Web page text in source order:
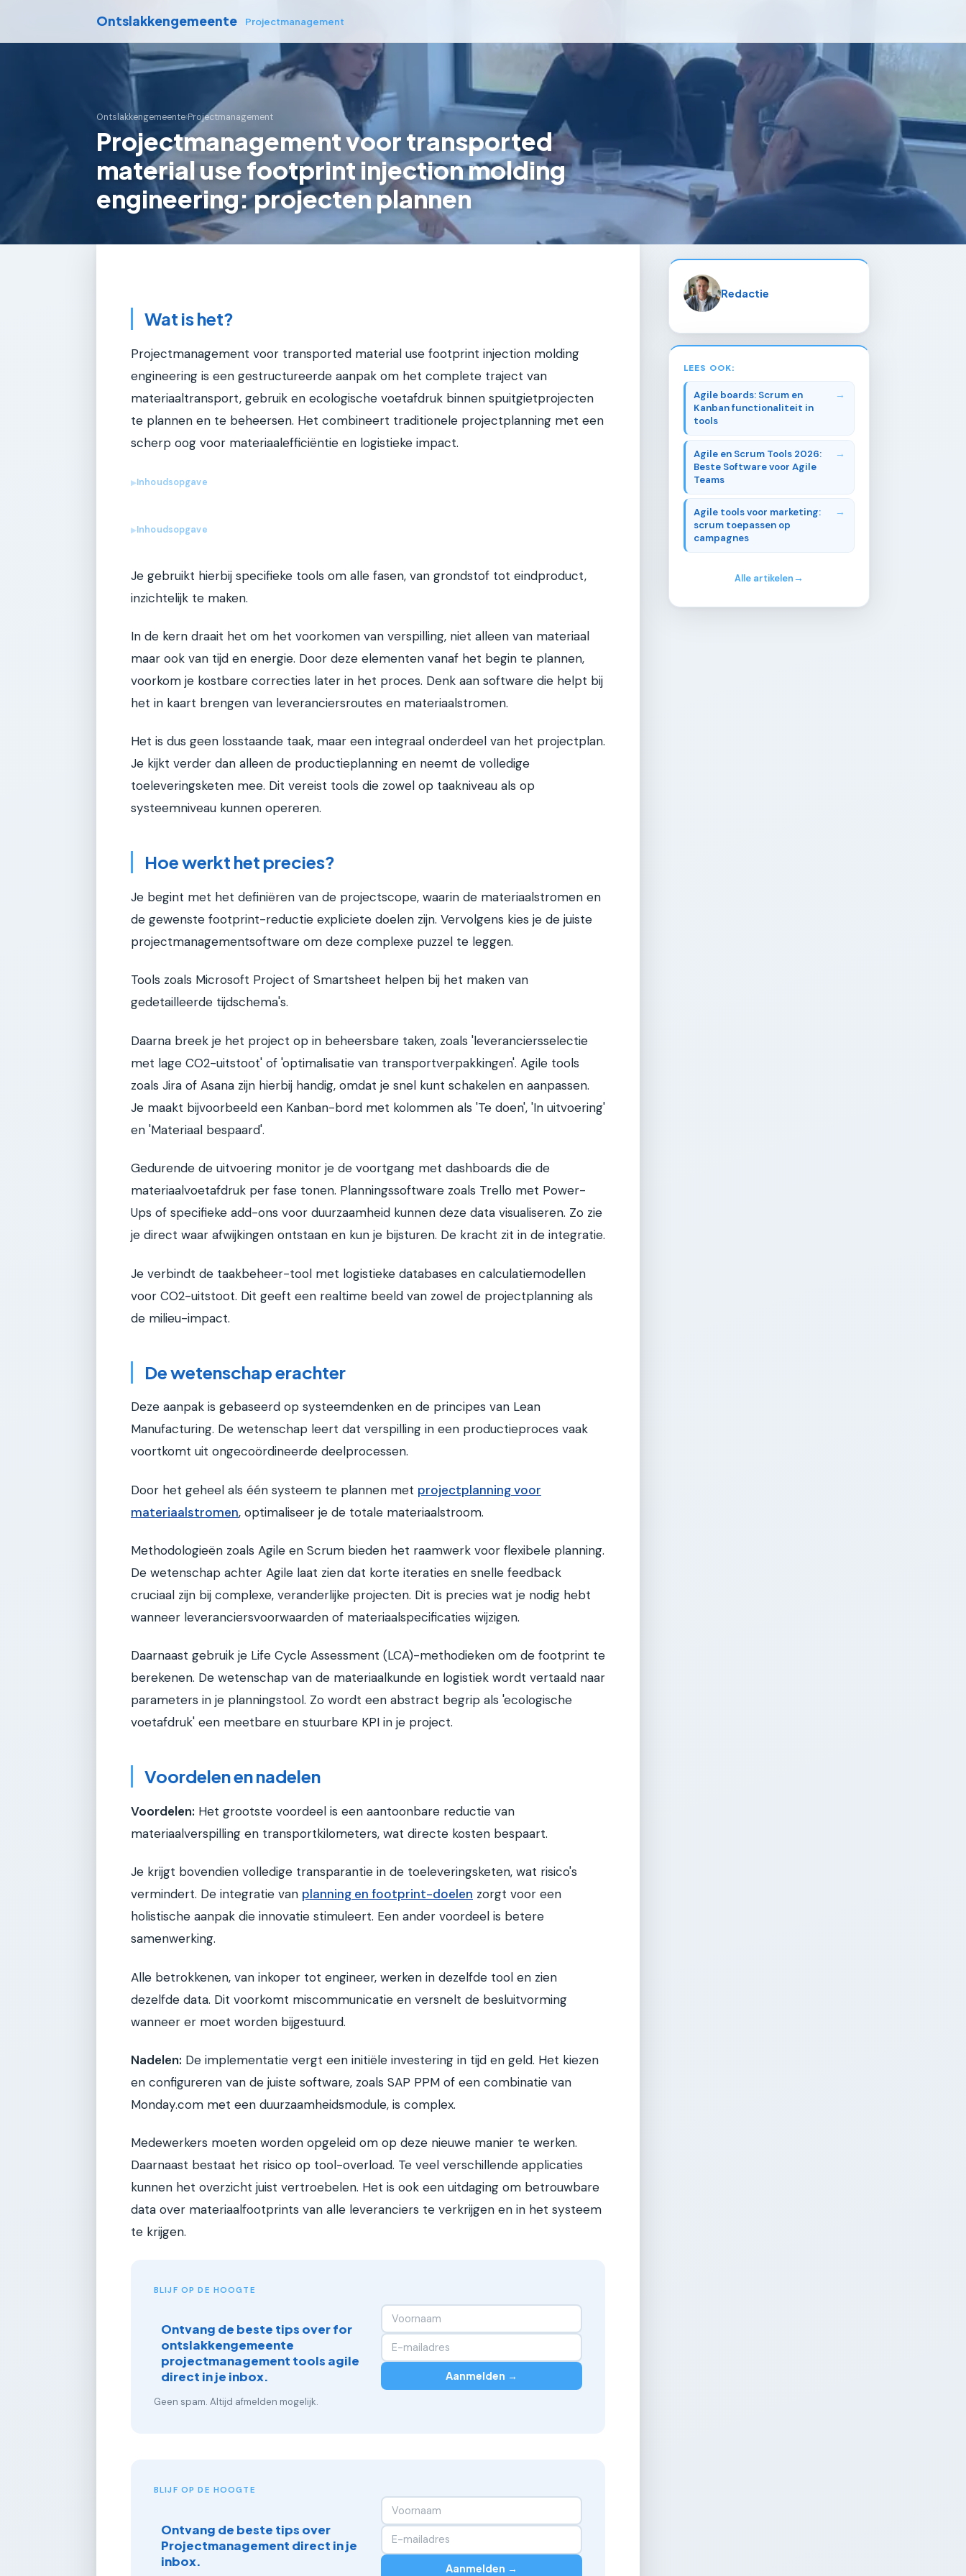
Ontslakkengemeente Projectmanagement
Ontslakkengemeente›Projectmanagement
Projectmanagement voor transported
material use footprint injection molding
engineering: projecten plannen
Wat is het?
Projectmanagement voor transported material use footprint injection molding
engineering is een gestructureerde aanpak om het complete traject van
materiaaltransport, gebruik en ecologische voetafdruk binnen spuitgietprojecten
te plannen en te beheersen. Het combineert traditionele projectplanning met een
scherp oog voor materiaalefficiëntie en logistieke impact.
▶Inhoudsopgave
▶Inhoudsopgave
Je gebruikt hierbij specifieke tools om alle fasen, van grondstof tot eindproduct,
inzichtelijk te maken.
In de kern draait het om het voorkomen van verspilling, niet alleen van materiaal
maar ook van tijd en energie. Door deze elementen vanaf het begin te plannen,
voorkom je kostbare correcties later in het proces. Denk aan software die helpt bij
het in kaart brengen van leveranciersroutes en materiaalstromen.
Het is dus geen losstaande taak, maar een integraal onderdeel van het projectplan.
Je kijkt verder dan alleen de productieplanning en neemt de volledige
toeleveringsketen mee. Dit vereist tools die zowel op taakniveau als op
systeemniveau kunnen opereren.
Hoe werkt het precies?
Je begint met het definiëren van de projectscope, waarin de materiaalstromen en
de gewenste footprint-reductie expliciete doelen zijn. Vervolgens kies je de juiste
projectmanagementsoftware om deze complexe puzzel te leggen.
Tools zoals Microsoft Project of Smartsheet helpen bij het maken van
gedetailleerde tijdschema's.
Daarna breek je het project op in beheersbare taken, zoals 'leveranciersselectie
met lage CO2-uitstoot' of 'optimalisatie van transportverpakkingen'. Agile tools
zoals Jira of Asana zijn hierbij handig, omdat je snel kunt schakelen en aanpassen.
Je maakt bijvoorbeeld een Kanban-bord met kolommen als 'Te doen', 'In uitvoering'
en 'Materiaal bespaard'.
Gedurende de uitvoering monitor je de voortgang met dashboards die de
materiaalvoetafdruk per fase tonen. Planningssoftware zoals Trello met Power-
Ups of specifieke add-ons voor duurzaamheid kunnen deze data visualiseren. Zo zie
je direct waar afwijkingen ontstaan en kun je bijsturen. De kracht zit in de integratie.
Je verbindt de taakbeheer-tool met logistieke databases en calculatiemodellen
voor CO2-uitstoot. Dit geeft een realtime beeld van zowel de projectplanning als
de milieu-impact.
De wetenschap erachter
Deze aanpak is gebaseerd op systeemdenken en de principes van Lean
Manufacturing. De wetenschap leert dat verspilling in een productieproces vaak
voortkomt uit ongecoördineerde deelprocessen.
Door het geheel als één systeem te plannen met projectplanning voor
materiaalstromen, optimaliseer je de totale materiaalstroom.
Methodologieën zoals Agile en Scrum bieden het raamwerk voor flexibele planning.
De wetenschap achter Agile laat zien dat korte iteraties en snelle feedback
cruciaal zijn bij complexe, veranderlijke projecten. Dit is precies wat je nodig hebt
wanneer leveranciersvoorwaarden of materiaalspecificaties wijzigen.
Daarnaast gebruik je Life Cycle Assessment (LCA)-methodieken om de footprint te
berekenen. De wetenschap van de materiaalkunde en logistiek wordt vertaald naar
parameters in je planningstool. Zo wordt een abstract begrip als 'ecologische
voetafdruk' een meetbare en stuurbare KPI in je project.
Voordelen en nadelen
Voordelen: Het grootste voordeel is een aantoonbare reductie van
materiaalverspilling en transportkilometers, wat directe kosten bespaart.
Je krijgt bovendien volledige transparantie in de toeleveringsketen, wat risico's
vermindert. De integratie van planning en footprint-doelen zorgt voor een
holistische aanpak die innovatie stimuleert. Een ander voordeel is betere
samenwerking.
Alle betrokkenen, van inkoper tot engineer, werken in dezelfde tool en zien
dezelfde data. Dit voorkomt miscommunicatie en versnelt de besluitvorming
wanneer er moet worden bijgestuurd.
Nadelen: De implementatie vergt een initiële investering in tijd en geld. Het kiezen
en configureren van de juiste software, zoals SAP PPM of een combinatie van
Monday.com met een duurzaamheidsmodule, is complex.
Medewerkers moeten worden opgeleid om op deze nieuwe manier te werken.
Daarnaast bestaat het risico op tool-overload. Te veel verschillende applicaties
kunnen het overzicht juist vertroebelen. Het is ook een uitdaging om betrouwbare
data over materiaalfootprints van alle leveranciers te verkrijgen en in het systeem
te krijgen.
BLIJF OP DE HOOGTE
Ontvang de beste tips over for
ontslakkengemeente
projectmanagement tools agile
direct in je inbox.
Geen spam. Altijd afmelden mogelijk.
Aanmelden →
BLIJF OP DE HOOGTE
Ontvang de beste tips over
Projectmanagement direct in je
inbox.
Aanmelden →
Redactie
LEES OOK:
Agile boards: Scrum en
Kanban functionaliteit in
tools
Agile en Scrum Tools 2026:
Beste Software voor Agile
Teams
Agile tools voor marketing:
scrum toepassen op
campagnes
Alle artikelen